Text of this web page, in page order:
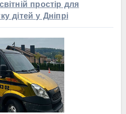
простір для
дітей у Дніпрі